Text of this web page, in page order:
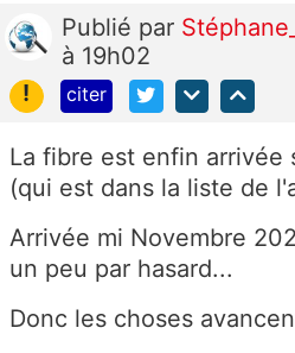
Publié par
à 19h02
!
citer
La fibre est enfin arrivée
(qui est dans la liste de
Arrivée mi Novembre
un peu par hasard...
Donc les choses